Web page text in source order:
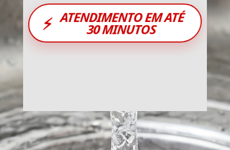
⚡ ATENDIMENTO EM ATÉ
30 MINUTOS